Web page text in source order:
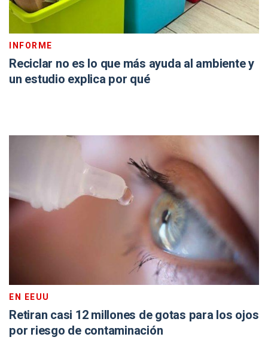
INFORME
Reciclar no es lo que más ayuda al ambiente y
un estudio explica por qué
EN EEUU
Retiran casi 12 millones de gotas para los ojos
por riesgo de contaminación